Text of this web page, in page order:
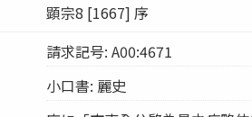
顕宗8 [1667] 序
請求記号: A00:4671
小口書: 麗史